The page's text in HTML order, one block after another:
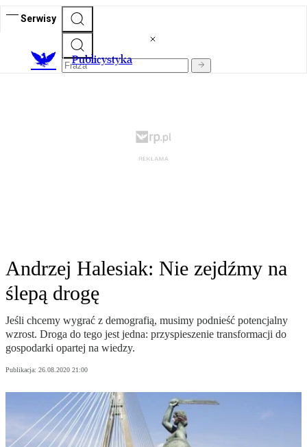
Serwisy
Publicystyka
Andrzej Halesiak: Nie zejdźmy na
ślepą drogę
Jeśli chcemy wygrać z demografią, musimy podnieść potencjalny
wzrost. Droga do tego jest jedna: przyspieszenie transformacji do
gospodarki opartej na wiedzy.
Publikacja: 26.08.2020 21:00